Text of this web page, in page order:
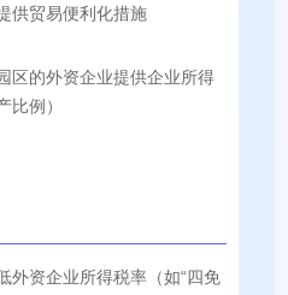
供贸易便利化措施⁠⁣
区的外资企业提供企业所得
比例）
外资企业所得税率（如“四免